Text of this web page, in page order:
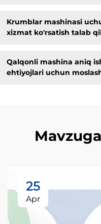
Krumblar mashinasi
xizmat ko'rsatish talab
Qalqonli mashina aniq
ehtiyojlari uchun
25
Apr